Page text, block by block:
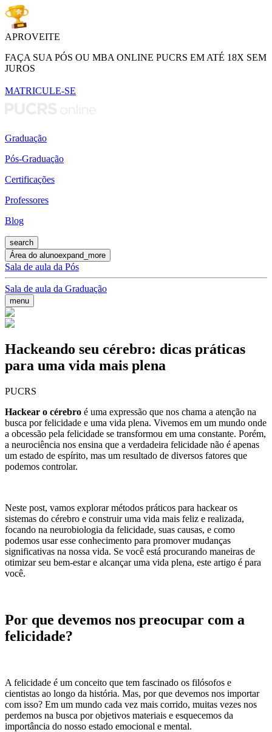
APROVEITE
FAÇA SUA PÓS OU MBA ONLINE PUCRS EM ATÉ 18X SEM
JUROS
MATRICULE-SE
Graduação
Pós-Graduação
Certificações
Professores
Blog
search
Área do alunoexpand_more
Sala de aula da Pós
Sala de aula da Graduação
menu
Hackeando seu cérebro: dicas práticas
para uma vida mais plena
PUCRS
Hackear o cérebro é uma expressão que nos chama a atenção na
busca por felicidade e uma vida plena. Vivemos em um mundo onde
a obcessão pela felicidade se transformou em uma constante. Porém,
a neurociência nos ensina que a verdadeira felicidade não é apenas
um estado de espírito, mas um resultado de diversos fatores que
podemos controlar.
Neste post, vamos explorar métodos práticos para hackear os
sistemas do cérebro e construir uma vida mais feliz e realizada,
focando na neurobiologia da felicidade, suas causas, e como
podemos usar esse conhecimento para promover mudanças
significativas na nossa vida. Se você está procurando maneiras de
otimizar seu bem-estar e alcançar uma vida plena, este artigo é para
você.
Por que devemos nos preocupar com a
felicidade?
A felicidade é um conceito que tem fascinado os filósofos e
cientistas ao longo da história. Mas, por que devemos nos importar
com isso? Em um mundo cada vez mais corrido, muitas vezes nos
perdemos na busca por objetivos materiais e esquecemos da
importância do nosso estado emocional e mental.